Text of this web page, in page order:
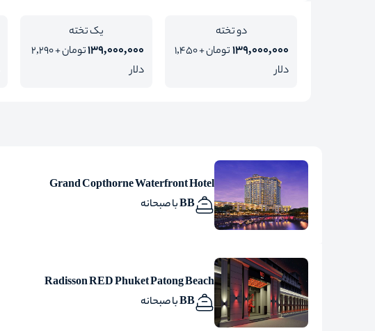
دو تخته
139,000,000
تومان + 1,450
دلار
یک تخته
139,000,000
تومان + 2,290
دلار
Grand Copthorne Waterfront Hotel
BB با صبحانه
Radisson RED Phuket Patong Beach
BB با صبحانه